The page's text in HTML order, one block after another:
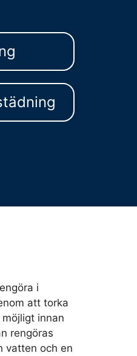
i
att torka
innan
rengöras
vatten och en